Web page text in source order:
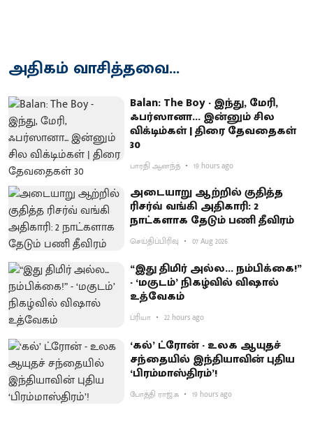
அதிகம் வாசித்தவை...
Balan: The Boy - இந்து, மேரி,
ஃபர்ஸானா... இன்னும் சில
விக்டிம்கள் | திரை தேவதைகள்
30
பாரதி ஆனந்த் 19 hours ago
அடையாறு ஆற்றில் குதித்த
ரிசர்வ் வங்கி அதிகாரி: 2
நாட்களாக தேடும் பணி தீவிரம்
செய்திப்பிரிவு 07 Aug 2026
“இது திமிர் அல்ல... நம்பிக்கை!”
- ‘மகுடம்’ நிகழ்வில் விஷால்
உத்வேகம்
ப்ரியா 22 hours ago
‘கல்’ ட்ரோன் - உலக ஆயுதச்
சந்தையில் இந்தியாவின் புதிய
‘பிரம்மாஸ்திரம்’!
போத்தி ராஜ்.க 19 hours ago